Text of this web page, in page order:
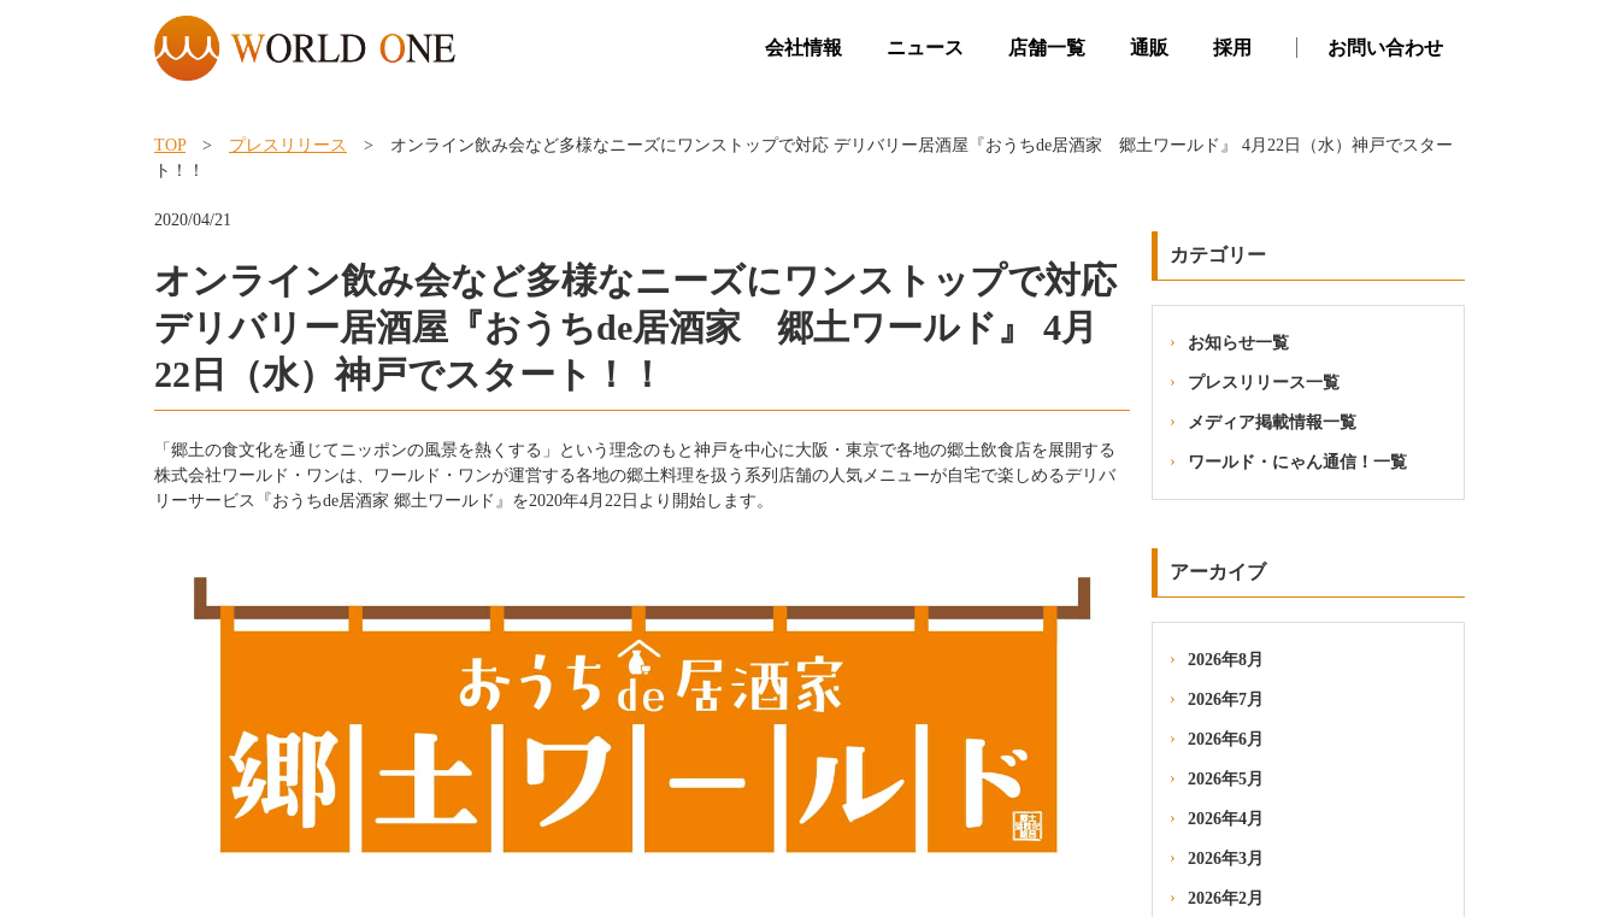
会社情報 ニュース 店舗一覧 通販 採用 お問い合わせ
TOP> プレスリリース
> オンライン飲み会など多様なニーズにワンストップで対応 デリバリー居酒屋『おうちde居酒家 郷土ワールド』 4月22日（水）神戸でスター
ト！！
2020/04/21
オンライン飲み会など多様なニーズにワンストップで対応
デリバリー居酒屋『おうちde居酒家 郷土ワールド』 4月
22日（水）神戸でスタート！！
「郷土の食文化を通じてニッポンの風景を熱くする」という理念のもと神戸を中心に大阪・東京で各地の郷土飲食店を展開する
株式会社ワールド・ワンは、ワールド・ワンが運営する各地の郷土料理を扱う系列店舗の人気メニューが自宅で楽しめるデリバ
リーサービス『おうちde居酒家 郷土ワールド』を2020年4月22日より開始します。
カテゴリー
お知らせ一覧
プレスリリース一覧
メディア掲載情報一覧
ワールド・にゃん通信！一覧
アーカイブ
2026年8月
2026年7月
2026年6月
2026年5月
2026年4月
2026年3月
2026年2月